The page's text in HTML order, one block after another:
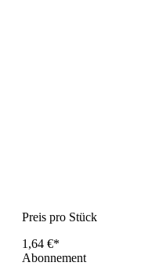
Preis pro Stück
1,64 €*
Abonnement